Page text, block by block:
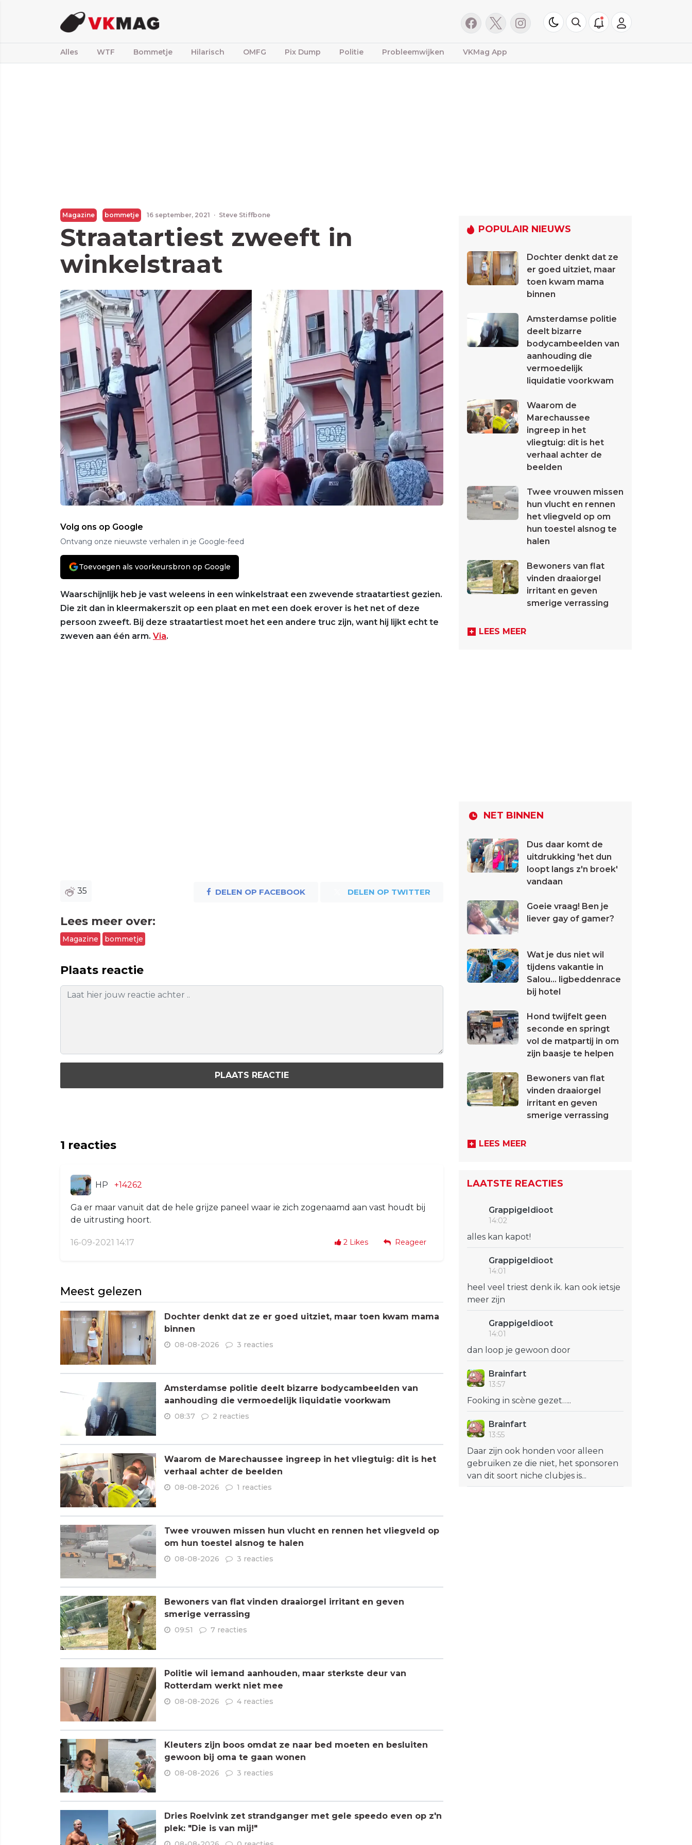
Alles WTF Bommetje Hilarisch OMFG Pix Dump Politie Probleemwijken VKMag App
Magazine bommetje 16 september, 2021 · Steve Stiffbone
Straatartiest zweeft in
winkelstraat
Volg ons op Google
Ontvang onze nieuwste verhalen in je Google-feed
Toevoegen als voorkeursbron op Google
Waarschijnlijk heb je vast weleens in een winkelstraat een zwevende straatartiest gezien.
Die zit dan in kleermakerszit op een plaat en met een doek erover is het net of deze
persoon zweeft. Bij deze straatartiest moet het een andere truc zijn, want hij lijkt echt te
zweven aan één arm. Via.
35 DELEN OP FACEBOOK DELEN OP TWITTER
Lees meer over:
Magazine bommetje
Plaats reactie
PLAATS REACTIE
1 reacties
HP +14262
Ga er maar vanuit dat de hele grijze paneel waar ie zich zogenaamd aan vast houdt bij
de uitrusting hoort.
16-09-2021 14:17 2 Likes Reageer
Meest gelezen
Dochter denkt dat ze er goed uitziet, maar toen kwam mama
binnen
08-08-2026 3 reacties
Amsterdamse politie deelt bizarre bodycambeelden van
aanhouding die vermoedelijk liquidatie voorkwam
08:37 2 reacties
Waarom de Marechaussee ingreep in het vliegtuig: dit is het
verhaal achter de beelden
08-08-2026 1 reacties
Twee vrouwen missen hun vlucht en rennen het vliegveld op
om hun toestel alsnog te halen
08-08-2026 3 reacties
Bewoners van flat vinden draaiorgel irritant en geven
smerige verrassing
09:51 7 reacties
Politie wil iemand aanhouden, maar sterkste deur van
Rotterdam werkt niet mee
08-08-2026 4 reacties
Kleuters zijn boos omdat ze naar bed moeten en besluiten
gewoon bij oma te gaan wonen
08-08-2026 3 reacties
Dries Roelvink zet strandganger met gele speedo even op z'n
plek: "Die is van mij!"
POPULAIR NIEUWS
Dochter denkt dat ze
er goed uitziet, maar
toen kwam mama
binnen
Amsterdamse politie
deelt bizarre
bodycambeelden van
aanhouding die
vermoedelijk
liquidatie voorkwam
Waarom de
Marechaussee
ingreep in het
vliegtuig: dit is het
verhaal achter de
beelden
Twee vrouwen missen
hun vlucht en rennen
het vliegveld op om
hun toestel alsnog te
halen
Bewoners van flat
vinden draaiorgel
irritant en geven
smerige verrassing
LEES MEER
NET BINNEN
Dus daar komt de
uitdrukking 'het dun
loopt langs z'n broek'
vandaan
Goeie vraag! Ben je
liever gay of gamer?
Wat je dus niet wil
tijdens vakantie in
Salou... ligbeddenrace
bij hotel
Hond twijfelt geen
seconde en springt
vol de matpartij in om
zijn baasje te helpen
Bewoners van flat
vinden draaiorgel
irritant en geven
smerige verrassing
LEES MEER
LAATSTE REACTIES
GrappigeIdioot
14:02
alles kan kapot!
GrappigeIdioot
14:01
heel veel triest denk ik. kan ook ietsje
meer zijn
GrappigeIdioot
14:01
dan loop je gewoon door
Brainfart
13:57
Fooking in scène gezet…..
Brainfart
13:55
Daar zijn ook honden voor alleen
gebruiken ze die niet, het sponsoren
van dit soort niche clubjes is...